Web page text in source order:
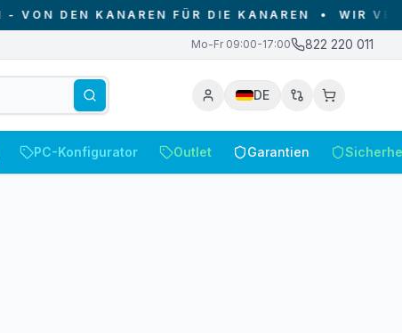
FÜR DIE KANAREN• WIR VERKAUFEN
Mo-Fr 09:00-17:00 822 220 011
DE
PC-Konfigurator Outlet Garantien